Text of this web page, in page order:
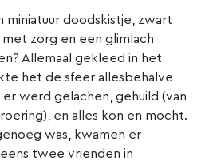
miniatuur doodskistje, zwart
zorg en een glimlach
Allemaal gekleed in het
het de sfeer allesbehalve
werd gelachen, gehuild (van
en alles kon en mocht.
was, kwamen er
twee vrienden in